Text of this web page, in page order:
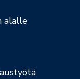
alalle